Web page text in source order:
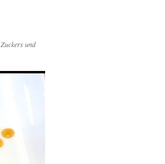
und